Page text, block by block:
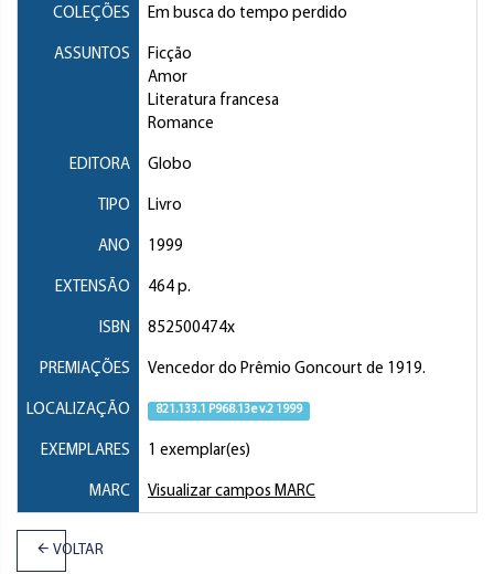
COLEÇÕES Em busca do tempo perdido
ASSUNTOS
Ficção
Amor
Literatura francesa
Romance
EDITORA Globo
TIPO Livro
ANO 1999
EXTENSÃO 464 p.
ISBN 852500474x
PREMIAÇÕES Vencedor do Prêmio Goncourt de 1919.
LOCALIZAÇÃO 821.133.1 P968.13e v.2 1999
EXEMPLARES 1 exemplar(es)
MARC Visualizar campos MARC
VOLTAR